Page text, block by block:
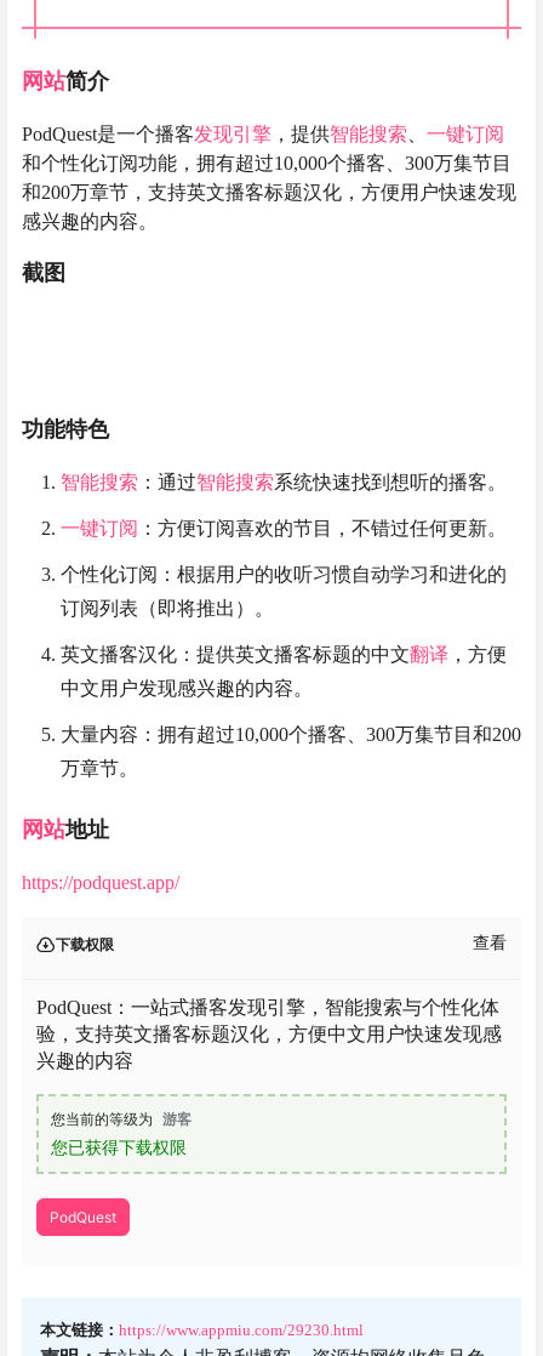
网站简介
PodQuest是一个播客发现引擎 ，提供智能搜索
一键订阅
和个性化订阅功能，拥有超过10,000个播客、300万集节目
和200万章节，支持英文播客标题汉化，方便用户快速发现
感兴趣的内容。
截图
功能特色
智能搜索 ：通过智能搜索系统快速找到想听的播客。
一键订阅 ：方便订阅喜欢的节目，不错过任何更新。
个性化订阅：根据用户的收听习惯自动学习和进化的
订阅列表（即将推出）。
英文播客汉化：提供英文播客标题的中文翻译 ，方便
中文用户发现感兴趣的内容。
大量内容：拥有超过10,000个播客、300万集节目和200
万章节。
网站地址
https://podquest.app/
下载权限 查看
PodQuest：一站式播客发现引擎，智能搜索与个性化体
验，支持英文播客标题汉化，方便中文用户快速发现感
兴趣的内容
您当前的等级为 游客
您已获得下载权限
PodQuest
本文链接： https://www.appmiu.com/29230.html